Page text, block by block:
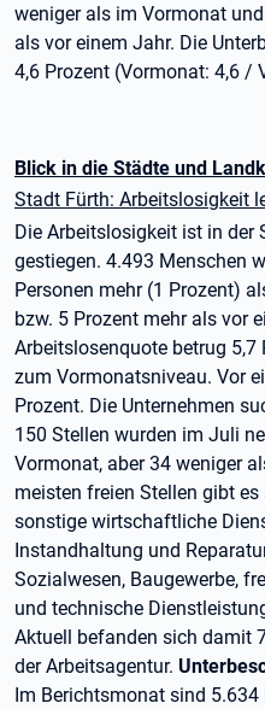
weniger als im Vormonat
als vor einem Jahr. Die
4,6 Prozent (Vormonat: 4,6 /
Blick in die Städte und
Stadt Fürth: Arbeitslosigkeit
Die Arbeitslosigkeit ist in
gestiegen. 4.493 Menschen
Personen mehr (1 Prozent)
bzw. 5 Prozent mehr als vor
Arbeitslosenquote betrug
zum Vormonatsniveau. Vor
Prozent. Die Unternehmen
150 Stellen wurden im Juli
Vormonat, aber 34 weniger
meisten freien Stellen gibt
sonstige wirtschaftliche
Instandhaltung und
Sozialwesen, Baugewerbe,
und technische
Aktuell befanden sich damit
der Arbeitsagentur.
Im Berichtsmonat sind